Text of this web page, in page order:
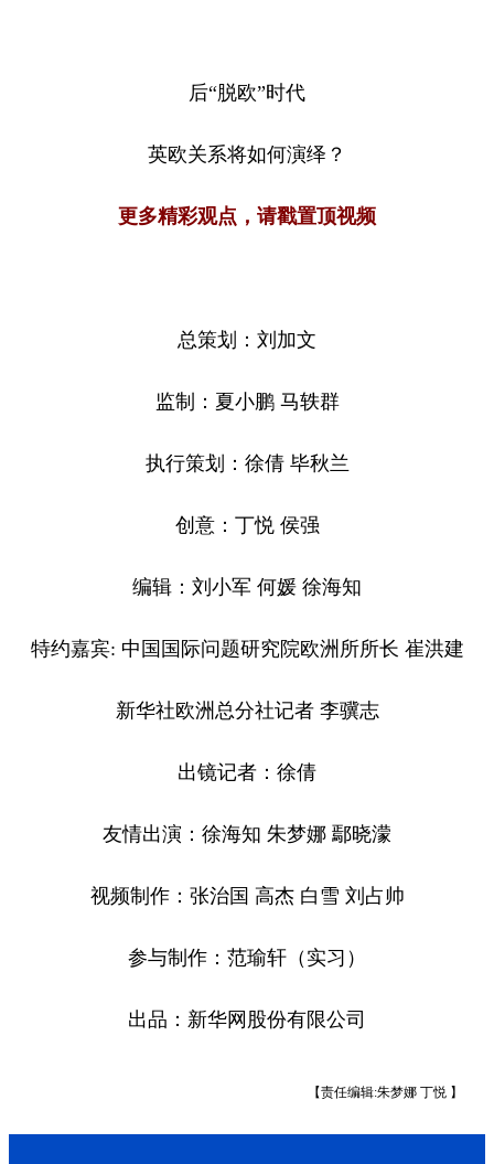
后“脱欧”时代
英欧关系将如何演绎？
更多精彩观点，请戳置顶视频
总策划：刘加文
监制：夏小鹏 马轶群
执行策划：徐倩 毕秋兰
创意：丁悦 侯强
编辑：刘小军 何媛 徐海知
特约嘉宾: 中国国际问题研究院欧洲所所长 崔洪建
新华社欧洲总分社记者 李骥志
出镜记者：徐倩
友情出演：徐海知 朱梦娜 鄢晓濛
视频制作：张治国 高杰 白雪 刘占帅
参与制作：范瑜轩（实习）
出品：新华网股份有限公司
【责任编辑:朱梦娜 丁悦 】